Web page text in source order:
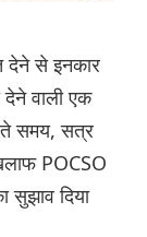
देने से इनकार
वाली एक
समय, सत्र
POCSO
दिया